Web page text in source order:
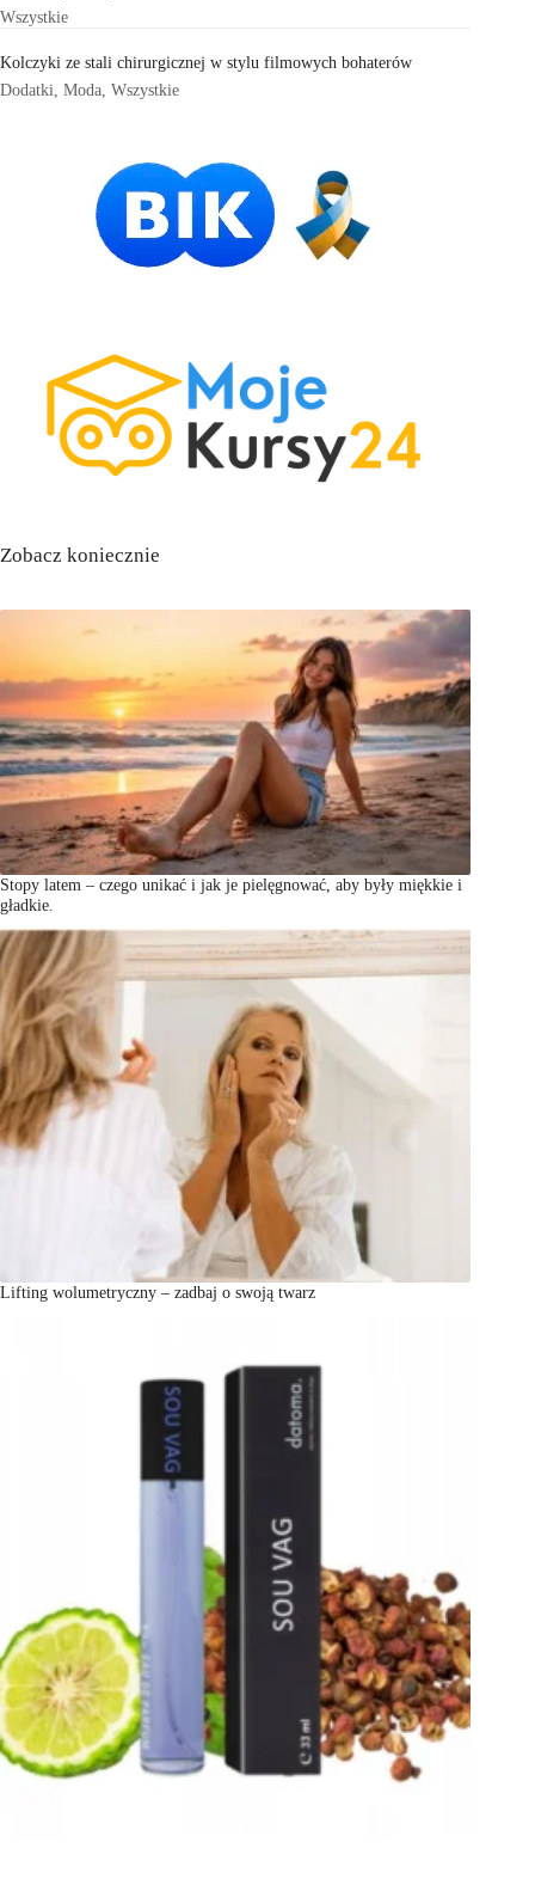
Wszystkie
Kolczyki ze stali chirurgicznej w stylu filmowych bohaterów
Dodatki Moda Wszystkie
Zobacz koniecznie
Stopy latem – czego unikać i jak je pielęgnować, aby były miękkie i
gładkie.
Lifting wolumetryczny – zadbaj o swoją twarz